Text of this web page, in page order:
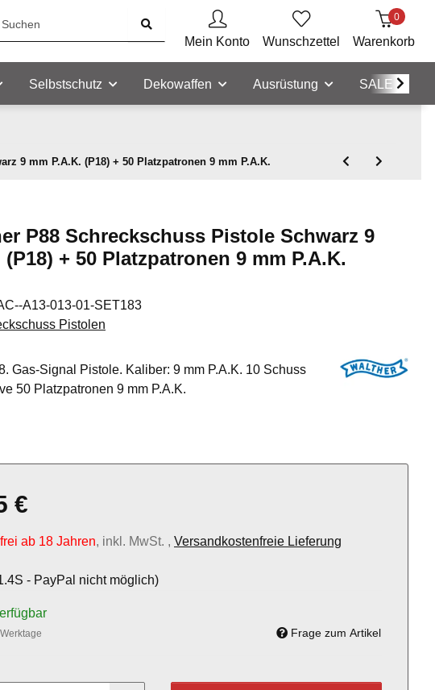
Mein Konto Wunschzettel
0
Warenkorb
Selbstschutz Dekowaffen Ausrüstung SALE
9 mm P.A.K. (P18) + 50 Platzpatronen 9 mm P.A.K.
P88 Schreckschuss Pistole Schwarz 9
(P18) + 50 Platzpatronen 9 mm P.A.K.
A13-013-01-SET183
Pistolen
Gas-Signal Pistole. Kaliber: 9 mm P.A.K. 10 Schuss
50 Platzpatronen 9 mm P.A.K.
€
ab 18 Jahren, inkl. MwSt. , Versandkostenfreie Lieferung
- PayPal nicht möglich)
Frage zum Artikel